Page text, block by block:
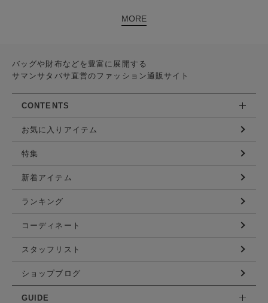
MORE
バッグや財布などを豊富に展開する
サマンサタバサ直営のファッション通販サイト
CONTENTS
お気に入りアイテム
特集
新着アイテム
ランキング
コーディネート
スタッフリスト
ショップブログ
GUIDE